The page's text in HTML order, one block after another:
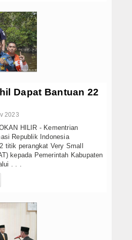
Dapat Bantuan 22
2023
HILIR - Kementrian
Republik Indonesia
titik perangkat Very Small
kepada Pemerintah Kabupaten
. . .